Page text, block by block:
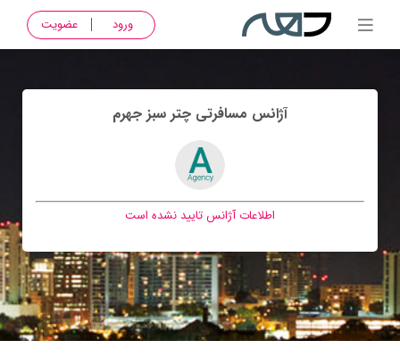
ورود عضویت
آژانس مسافرتی چتر سبز جهرم
اطلاعات آژانس تایید نشده است